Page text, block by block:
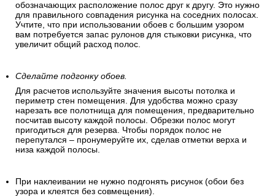
Уточните информацию о стыковке рисунка.
Вид стыковки обоев указан на этикетке в виде стрелок,
обозначающих расположение полос друг к другу. Это нужно
для правильного совпадения рисунка на соседних полосах.
увеличит общий расход полос.
Сделайте подгонку обоев.
Для расчетов используйте значения высоты потолка и
периметр стен помещения. Для удобства можно сразу
нарезать все полотнища для помещения, предварительно
посчитав высоту каждой полосы. Обрезки полос могут
низа каждой полосы.